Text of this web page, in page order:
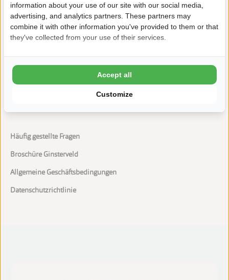
In der Nähe vom Nationalpark Oosterschelde
Kilometerlange Wander- und Fahrradrouten
Häufig gestellte Fragen
Broschüre Ginsterveld
Allgemeine Geschäftsbedingungen
Datenschutzrichtlinie
information about your use of our site with our social media,
advertising, and analytics partners. These partners may
combine it with other information you've provided to them or that
they've collected from your use of their services.
Customize
Accept all